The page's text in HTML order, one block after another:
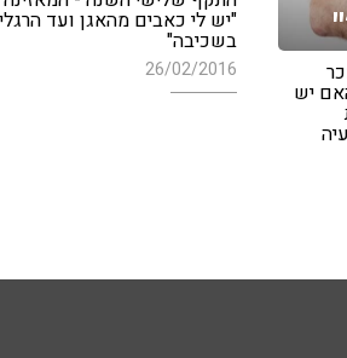
יש
"יש לי כאבים מהאגן ועד
בשכיבה"
26/02/2016